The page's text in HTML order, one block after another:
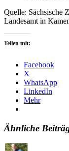
Quelle: Sächsische
Landesamt in
Teilen mit:
Facebook
X
WhatsApp
LinkedIn
Mehr
Ähnliche